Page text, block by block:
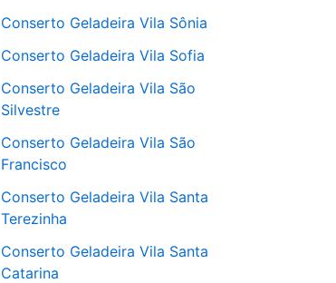
Conserto Geladeira Vila Sônia
Conserto Geladeira Vila Sofia
Conserto Geladeira Vila São
Silvestre
Conserto Geladeira Vila São
Francisco
Conserto Geladeira Vila Santa
Terezinha
Conserto Geladeira Vila Santa
Catarina